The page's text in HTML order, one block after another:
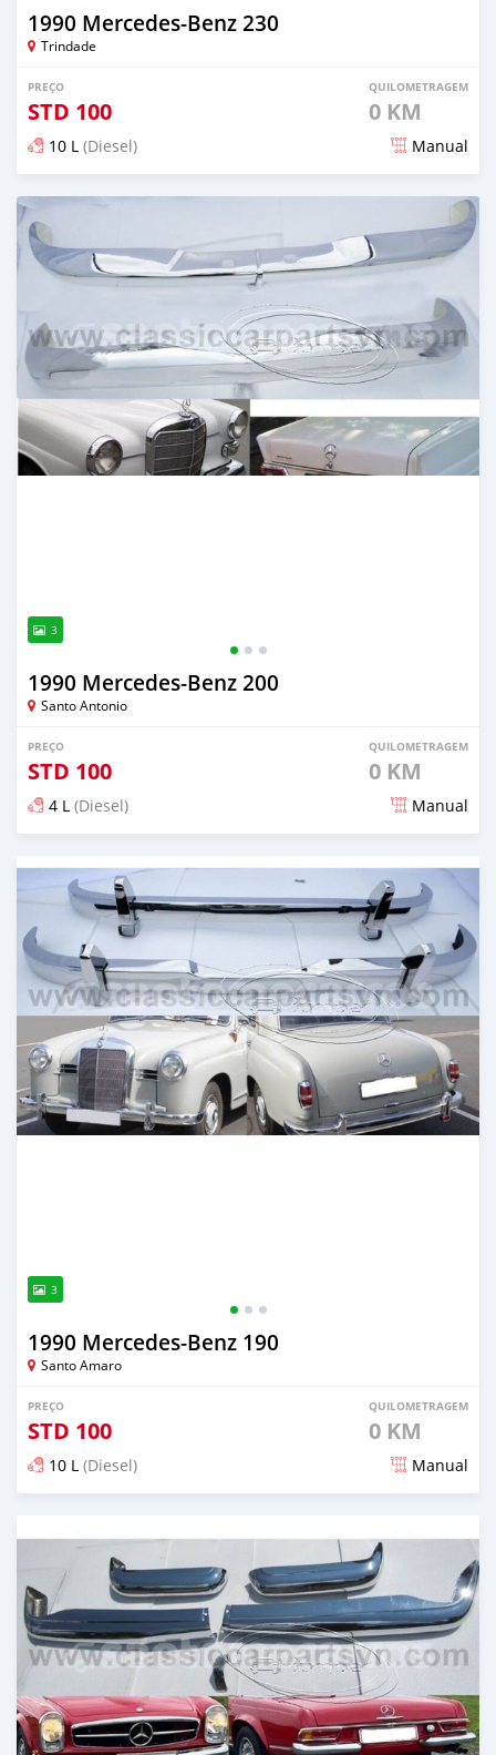
1990 Mercedes‒Benz 230
Trindade
PREÇO
STD 100
QUILOMETRAGEM
0 KM
10 L (Diesel) Manual
Publicado aproximadamente 1 mês atrás
3
1990 Mercedes‒Benz 200
Santo Antonio
PREÇO
STD 100
QUILOMETRAGEM
0 KM
4 L (Diesel) Manual
3
1990 Mercedes‒Benz 190
Santo Amaro
PREÇO
STD 100
QUILOMETRAGEM
0 KM
10 L (Diesel) Manual